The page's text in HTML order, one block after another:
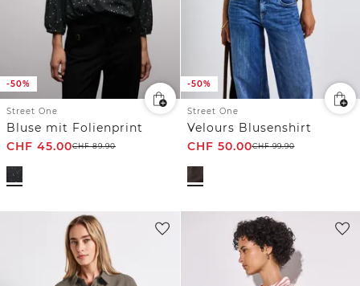
-50%
Street One
Bluse mit Folienprint
CHF 45.00CHF89.90
-50%
Street One
Velours Blusenshirt
CHF 50.00CHF99.90